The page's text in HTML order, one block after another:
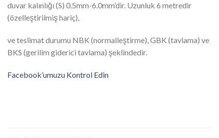
duvar kalınlığı (S) 0.5mm-6.0mm’dir. Uzunluk 6 metredir
(özelleştirilmiş hariç),
ve teslimat durumu NBK (normalleştirme), GBK (tavlama) ve
BKS (gerilim giderici tavlama) şeklindedir.
Facebook’umuzu Kontrol Edin